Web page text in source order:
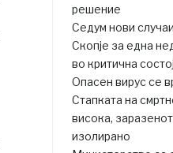
решение
Седум нови
Скопје за една
во критична
Опасен вирус се
Стапката на
висока,
изолирано